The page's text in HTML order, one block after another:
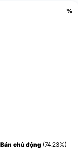
%
Bán chủ động (74.23%)